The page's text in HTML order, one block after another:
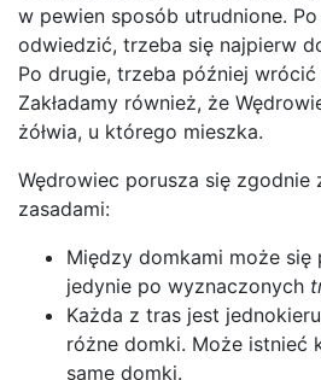
w pewien sposób utrudnione.
odwiedzić, trzeba się najpierw
Po drugie, trzeba później
Zakładamy również, że
żółwia, u którego mieszka.
Wędrowiec porusza się zgodnie
zasadami:
Między domkami może się
jedynie po wyznaczonych
Każda z tras jest
różne domki. Może istnieć
same domki.